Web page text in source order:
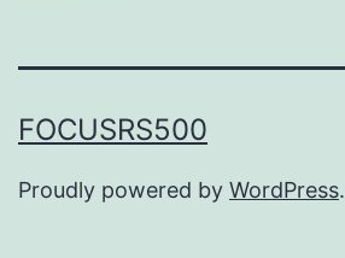
FOCUSRS500
Proudly powered by WordPress.